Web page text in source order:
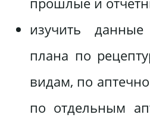
изучить
плана по
видам, по
по отдельным